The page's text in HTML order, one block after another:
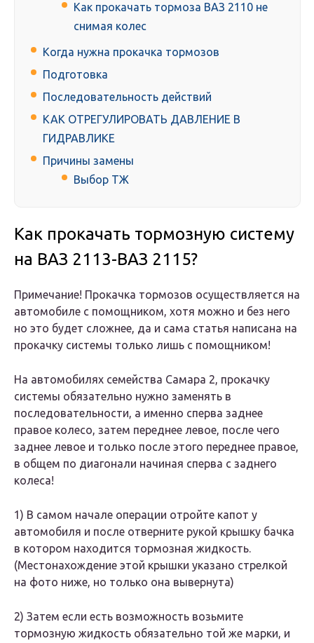
Как прокачать тормоза ВАЗ 2110 не
снимая колес
Когда нужна прокачка тормозов
Подготовка
Последовательность действий
КАК ОТРЕГУЛИРОВАТЬ ДАВЛЕНИЕ В
ГИДРАВЛИКЕ
Причины замены
Выбор ТЖ
Как прокачать тормозную систему
на ВАЗ 2113-ВАЗ 2115?
Примечание! Прокачка тормозов осуществляется на
автомобиле с помощником, хотя можно и без него
но это будет сложнее, да и сама статья написана на
прокачку системы только лишь с помощником!
На автомобилях семейства Самара 2, прокачку
системы обязательно нужно заменять в
последовательности, а именно сперва заднее
правое колесо, затем переднее левое, после чего
заднее левое и только после этого переднее правое,
в общем по диагонали начиная сперва с заднего
колеса!
1) В самом начале операции отройте капот у
автомобиля и после отверните рукой крышку бачка
в котором находится тормозная жидкость.
(Местонахождение этой крышки указано стрелкой
на фото ниже, но только она вывернута)
2) Затем если есть возможность возьмите
тормозную жидкость обязательно той же марки, и